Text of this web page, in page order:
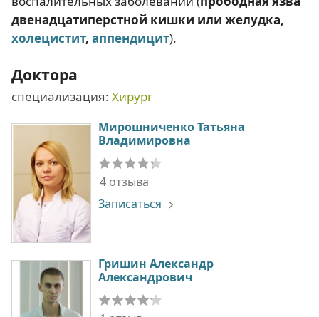
двенадцатиперстной кишки или желудка,
холецистит, аппендицит).
Доктора
специализация: Хирург
Мирошниченко Татьяна
Владимировна
4 отзыва
Записаться
Гришин Александр
Александрович